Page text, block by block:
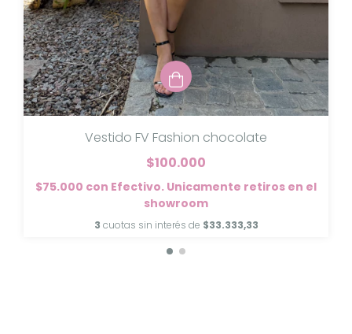
Vestido FV Fashion chocolate
$100.000
$75.000 con Efectivo. Unicamente retiros en el
showroom
3 cuotas sin interés de $33.333,33